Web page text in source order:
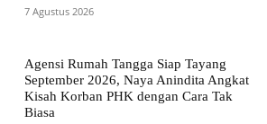
7 Agustus 2026
Agensi Rumah Tangga Siap Tayang
September 2026, Naya Anindita Angkat
Kisah Korban PHK dengan Cara Tak
Biasa